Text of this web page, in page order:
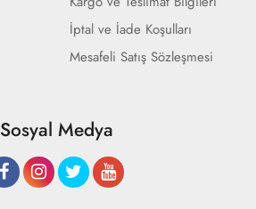
İptal ve İade Koşulları
Mesafeli Satış Sözleşmesi
Sosyal Medya